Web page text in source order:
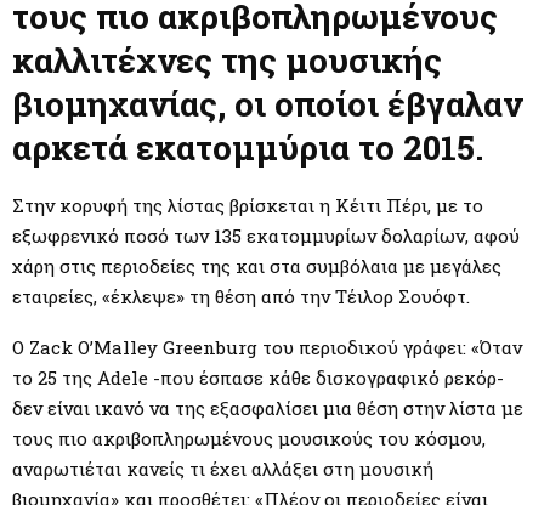
E
N
U
τους πιο ακριβοπληρωμένους
καλλιτέχνες της μουσικής
βιομηχανίας, οι οποίοι έβγαλαν
αρκετά εκατομμύρια το 2015.
Στην κορυφή της λίστας βρίσκεται η Κέιτι Πέρι, με το
εξωφρενικό ποσό των 135 εκατομμυρίων δολαρίων, αφού
χάρη στις περιοδείες της και στα συμβόλαια με μεγάλες
εταιρείες, «έκλεψε» τη θέση από την Τέιλορ Σουόφτ.
Ο Zack O’Malley Greenburg του περιοδικού γράφει: «Όταν
το 25 της Adele -που έσπασε κάθε δισκογραφικό ρεκόρ-
δεν είναι ικανό να της εξασφαλίσει μια θέση στην λίστα με
τους πιο ακριβοπληρωμένους μουσικούς του κόσμου,
αναρωτιέται κανείς τι έχει αλλάξει στη μουσική
βιομηχανία» και προσθέτει: «Πλέον οι περιοδείες είναι